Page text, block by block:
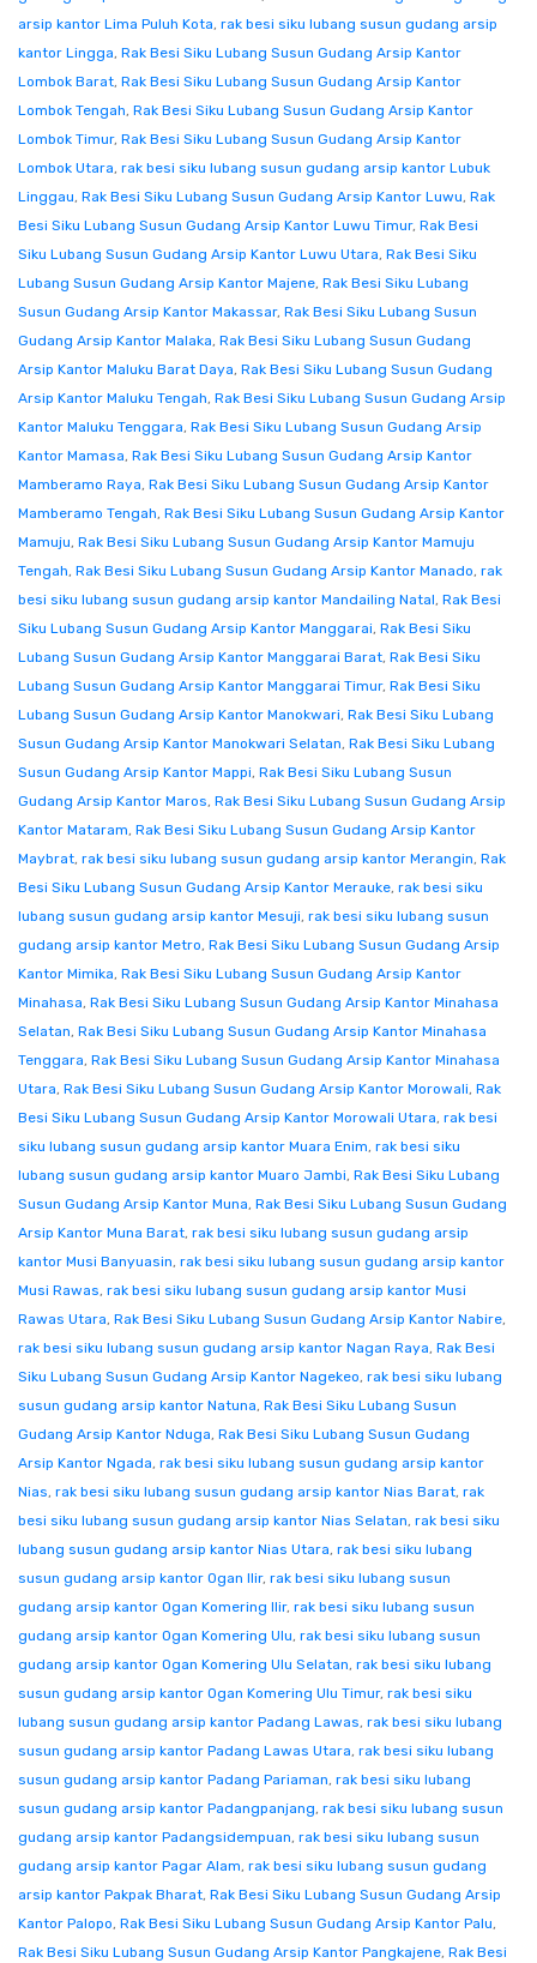
arsip kantor Lima Puluh Kota, rak besi siku lubang susun gudang arsip
kantor Lingga, Rak Besi Siku Lubang Susun Gudang Arsip Kantor
Lombok Barat, Rak Besi Siku Lubang Susun Gudang Arsip Kantor
Lombok Tengah, Rak Besi Siku Lubang Susun Gudang Arsip Kantor
Lombok Timur, Rak Besi Siku Lubang Susun Gudang Arsip Kantor
Lombok Utara, rak besi siku lubang susun gudang arsip kantor Lubuk
Linggau, Rak Besi Siku Lubang Susun Gudang Arsip Kantor Luwu, Rak
Besi Siku Lubang Susun Gudang Arsip Kantor Luwu Timur, Rak Besi
Siku Lubang Susun Gudang Arsip Kantor Luwu Utara, Rak Besi Siku
Lubang Susun Gudang Arsip Kantor Majene, Rak Besi Siku Lubang
Susun Gudang Arsip Kantor Makassar, Rak Besi Siku Lubang Susun
Gudang Arsip Kantor Malaka, Rak Besi Siku Lubang Susun Gudang
Arsip Kantor Maluku Barat Daya, Rak Besi Siku Lubang Susun Gudang
Arsip Kantor Maluku Tengah, Rak Besi Siku Lubang Susun Gudang Arsip
Kantor Maluku Tenggara, Rak Besi Siku Lubang Susun Gudang Arsip
Kantor Mamasa, Rak Besi Siku Lubang Susun Gudang Arsip Kantor
Mamberamo Raya, Rak Besi Siku Lubang Susun Gudang Arsip Kantor
Mamberamo Tengah, Rak Besi Siku Lubang Susun Gudang Arsip Kantor
Mamuju, Rak Besi Siku Lubang Susun Gudang Arsip Kantor Mamuju
Tengah, Rak Besi Siku Lubang Susun Gudang Arsip Kantor Manado, rak
besi siku lubang susun gudang arsip kantor Mandailing Natal, Rak Besi
Siku Lubang Susun Gudang Arsip Kantor Manggarai, Rak Besi Siku
Lubang Susun Gudang Arsip Kantor Manggarai Barat, Rak Besi Siku
Lubang Susun Gudang Arsip Kantor Manggarai Timur, Rak Besi Siku
Lubang Susun Gudang Arsip Kantor Manokwari, Rak Besi Siku Lubang
Susun Gudang Arsip Kantor Manokwari Selatan, Rak Besi Siku Lubang
Susun Gudang Arsip Kantor Mappi, Rak Besi Siku Lubang Susun
Gudang Arsip Kantor Maros, Rak Besi Siku Lubang Susun Gudang Arsip
Kantor Mataram, Rak Besi Siku Lubang Susun Gudang Arsip Kantor
Maybrat, rak besi siku lubang susun gudang arsip kantor Merangin, Rak
Besi Siku Lubang Susun Gudang Arsip Kantor Merauke, rak besi siku
lubang susun gudang arsip kantor Mesuji, rak besi siku lubang susun
gudang arsip kantor Metro, Rak Besi Siku Lubang Susun Gudang Arsip
Kantor Mimika, Rak Besi Siku Lubang Susun Gudang Arsip Kantor
Minahasa, Rak Besi Siku Lubang Susun Gudang Arsip Kantor Minahasa
Selatan, Rak Besi Siku Lubang Susun Gudang Arsip Kantor Minahasa
Tenggara, Rak Besi Siku Lubang Susun Gudang Arsip Kantor Minahasa
Utara, Rak Besi Siku Lubang Susun Gudang Arsip Kantor Morowali, Rak
Besi Siku Lubang Susun Gudang Arsip Kantor Morowali Utara, rak besi
siku lubang susun gudang arsip kantor Muara Enim, rak besi siku
lubang susun gudang arsip kantor Muaro Jambi, Rak Besi Siku Lubang
Susun Gudang Arsip Kantor Muna, Rak Besi Siku Lubang Susun Gudang
Arsip Kantor Muna Barat, rak besi siku lubang susun gudang arsip
kantor Musi Banyuasin, rak besi siku lubang susun gudang arsip kantor
Musi Rawas, rak besi siku lubang susun gudang arsip kantor Musi
Rawas Utara, Rak Besi Siku Lubang Susun Gudang Arsip Kantor Nabire,
rak besi siku lubang susun gudang arsip kantor Nagan Raya, Rak Besi
Siku Lubang Susun Gudang Arsip Kantor Nagekeo, rak besi siku lubang
susun gudang arsip kantor Natuna, Rak Besi Siku Lubang Susun
Gudang Arsip Kantor Nduga, Rak Besi Siku Lubang Susun Gudang
Arsip Kantor Ngada, rak besi siku lubang susun gudang arsip kantor
Nias, rak besi siku lubang susun gudang arsip kantor Nias Barat, rak
besi siku lubang susun gudang arsip kantor Nias Selatan, rak besi siku
lubang susun gudang arsip kantor Nias Utara, rak besi siku lubang
susun gudang arsip kantor Ogan Ilir, rak besi siku lubang susun
gudang arsip kantor Ogan Komering Ilir, rak besi siku lubang susun
gudang arsip kantor Ogan Komering Ulu, rak besi siku lubang susun
gudang arsip kantor Ogan Komering Ulu Selatan, rak besi siku lubang
susun gudang arsip kantor Ogan Komering Ulu Timur, rak besi siku
lubang susun gudang arsip kantor Padang Lawas, rak besi siku lubang
susun gudang arsip kantor Padang Lawas Utara, rak besi siku lubang
susun gudang arsip kantor Padang Pariaman, rak besi siku lubang
susun gudang arsip kantor Padangpanjang, rak besi siku lubang susun
gudang arsip kantor Padangsidempuan, rak besi siku lubang susun
gudang arsip kantor Pagar Alam, rak besi siku lubang susun gudang
arsip kantor Pakpak Bharat, Rak Besi Siku Lubang Susun Gudang Arsip
Kantor Palopo, Rak Besi Siku Lubang Susun Gudang Arsip Kantor Palu,
Rak Besi Siku Lubang Susun Gudang Arsip Kantor Pangkajene, Rak Besi